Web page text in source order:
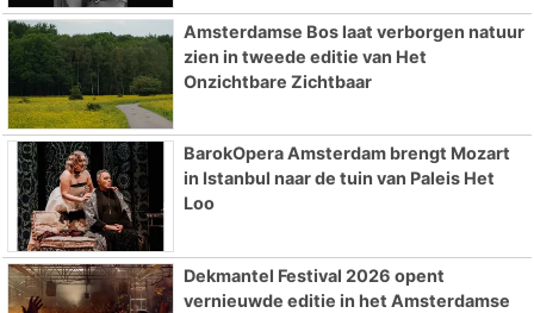
Amsterdamse Bos laat verborgen natuur
zien in tweede editie van Het
Onzichtbare Zichtbaar
BarokOpera Amsterdam brengt Mozart
in Istanbul naar de tuin van Paleis Het
Loo
Dekmantel Festival 2026 opent
vernieuwde editie in het Amsterdamse